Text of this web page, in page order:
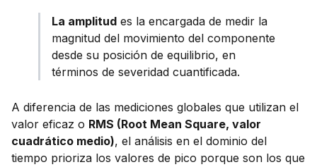
La amplitud es la encargada de medir la
magnitud del movimiento del componente
desde su posición de equilibrio, en
términos de severidad cuantificada.
A diferencia de las mediciones globales que utilizan el
valor eficaz o RMS (Root Mean Square, valor
cuadrático medio), el análisis en el dominio del
tiempo prioriza los valores de pico porque son los que